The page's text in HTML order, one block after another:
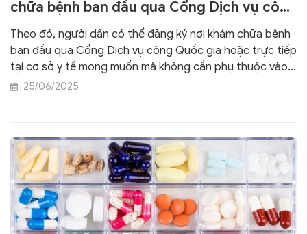
chữa bệnh ban đầu qua Cổng Dịch vụ công
Quốc gia
Theo đó, người dân có thể đăng ký nơi khám chữa bệnh
ban đầu qua Cổng Dịch vụ công Quốc gia hoặc trực tiếp
tại cơ sở y tế mong muốn mà không cần phụ thuộc vào
nơi đăng ký hộ khẩu thường trú.
25/06/2025